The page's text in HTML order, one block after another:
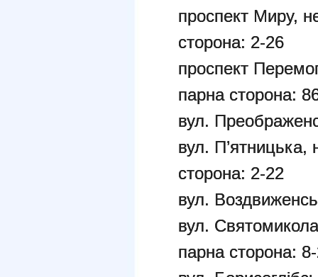
проспект Миру,
сторона: 2-26
проспект
парна сторона:
вул.
вул. П’ятницька,
сторона: 2-22
вул.
вул.
парна сторона: